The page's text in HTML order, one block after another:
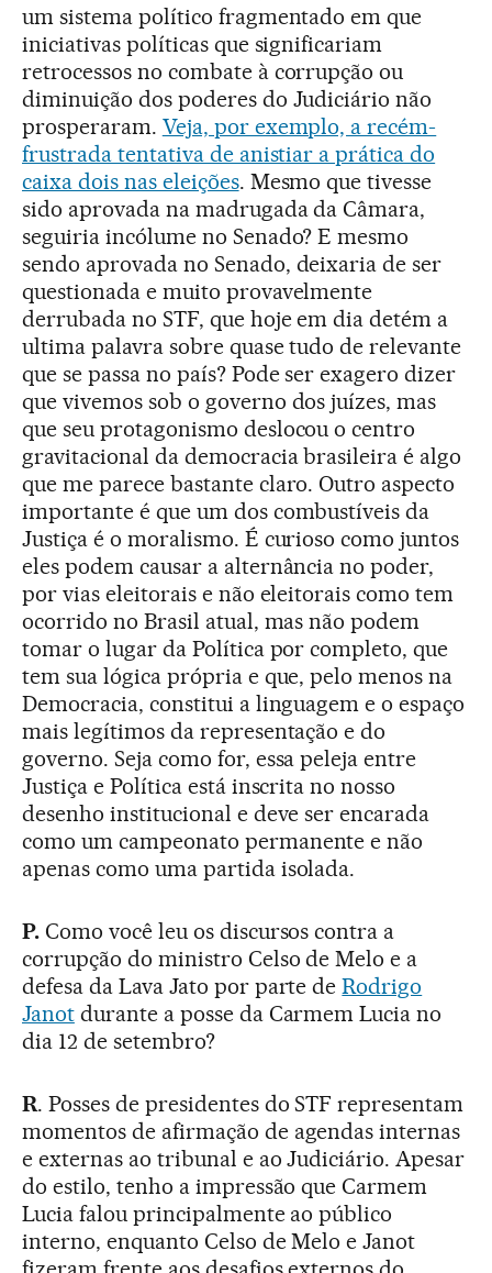
um sistema político fragmentado em que
iniciativas políticas que significariam
retrocessos no combate à corrupção ou
diminuição dos poderes do Judiciário não
prosperaram. Veja, por exemplo, a recém-
frustrada tentativa de anistiar a prática do
caixa dois nas eleições. Mesmo que tivesse
sido aprovada na madrugada da Câmara,
seguiria incólume no Senado? E mesmo
sendo aprovada no Senado, deixaria de ser
questionada e muito provavelmente
derrubada no STF, que hoje em dia detém a
ultima palavra sobre quase tudo de relevante
que se passa no país? Pode ser exagero dizer
que vivemos sob o governo dos juízes, mas
que seu protagonismo deslocou o centro
gravitacional da democracia brasileira é algo
que me parece bastante claro. Outro aspecto
importante é que um dos combustíveis da
Justiça é o moralismo. É curioso como juntos
eles podem causar a alternância no poder,
por vias eleitorais e não eleitorais como tem
ocorrido no Brasil atual, mas não podem
tomar o lugar da Política por completo, que
tem sua lógica própria e que, pelo menos na
Democracia, constitui a linguagem e o espaço
mais legítimos da representação e do
governo. Seja como for, essa peleja entre
Justiça e Política está inscrita no nosso
desenho institucional e deve ser encarada
como um campeonato permanente e não
apenas como uma partida isolada.
P.Como você leu os discursos contra a
corrupção do ministro Celso de Melo e a
defesa da Lava Jato por parte deRodrigo
Janotdurante a posse da Carmem Lucia no
dia 12 de setembro?
R. Posses de presidentes do STF representam
momentos de afirmação de agendas internas
e externas ao tribunal e ao Judiciário. Apesar
do estilo, tenho a impressão que Carmem
Lucia falou principalmente ao público
interno, enquanto Celso de Melo e Janot